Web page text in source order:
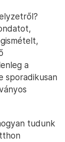
a
sporadikusan
tudunk